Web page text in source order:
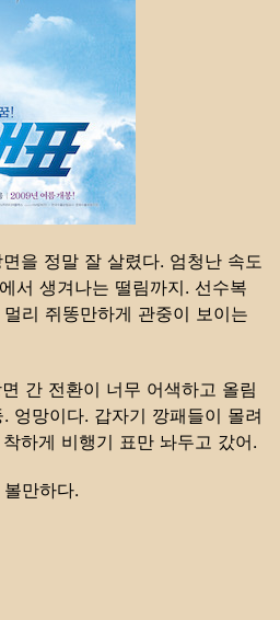
을 정말 잘 살렸다. 엄청난 속도
서 생겨나는 떨림까지. 선수복
리 쥐똥만하게 관중이 보이는
간 전환이 너무 어색하고 올림
엉망이다. 갑자기 깡패들이 몰려
하게 비행기 표만 놔두고 갔어.
만하다.